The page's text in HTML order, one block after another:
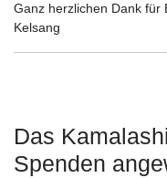
Ganz herzlichen Dank für
Kelsang
Das
Spenden